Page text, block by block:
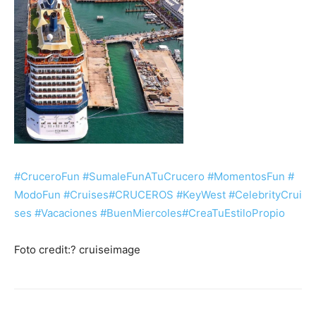
#CruceroFun #SumaleFunATuCrucero #MomentosFun #
ModoFun #Cruises#CRUCEROS #KeyWest #CelebrityCrui
ses #Vacaciones #BuenMiercoles#CreaTuEstiloPropio
Foto credit:? cruiseimage